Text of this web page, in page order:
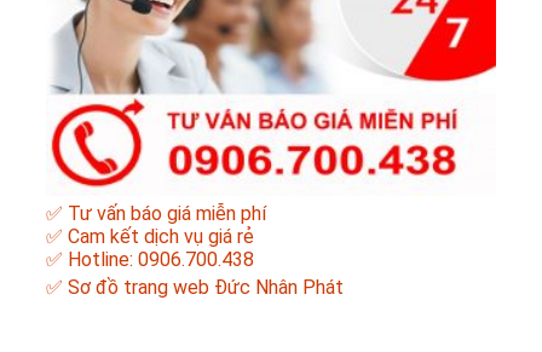
✅ Tư vấn báo giá miễn phí
✅ Cam kết dịch vụ giá rẻ
✅ Hotline: 0906.700.438
✅ Sơ đồ trang web Đức Nhân Phát